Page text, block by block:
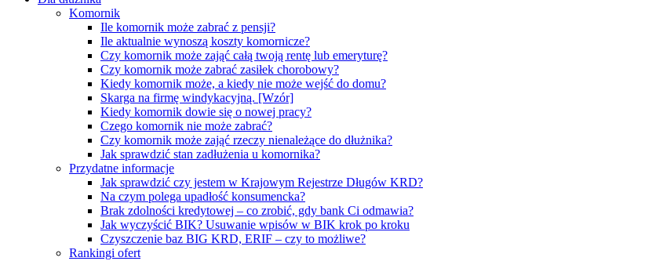
Komornik
Ile komornik może zabrać z pensji?
Ile aktualnie wynoszą koszty komornicze?
Czy komornik może zająć całą twoją rentę lub emeryturę?
Czy komornik może zabrać zasiłek chorobowy?
Kiedy komornik może, a kiedy nie może wejść do domu?
Skarga na firmę windykacyjną. [Wzór]
Kiedy komornik dowie się o nowej pracy?
Czego komornik nie może zabrać?
Czy komornik może zająć rzeczy nienależące do dłużnika?
Jak sprawdzić stan zadłużenia u komornika?
Przydatne informacje
Jak sprawdzić czy jestem w Krajowym Rejestrze Długów KRD?
Na czym polega upadłość konsumencka?
Brak zdolności kredytowej – co zrobić, gdy bank Ci odmawia?
Jak wyczyścić BIK? Usuwanie wpisów w BIK krok po kroku
Czyszczenie baz BIG KRD, ERIF – czy to możliwe?
Rankingi ofert